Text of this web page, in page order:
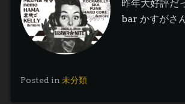
昨年大好評だ
bar かすがさ
Posted in未分類